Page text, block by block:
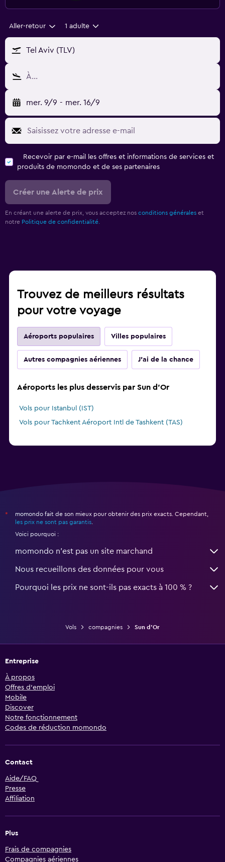
Aller-retour 1 adulte
Tel Aviv (TLV)
À…
mer. 9/9 - mer. 16/9
Recevoir par e-mail les offres et informations de services et
produits de momondo et de ses partenaires
Créer une Alerte de prix
En créant une alerte de prix, vous acceptez nos conditions générales et
notre Politique de confidentialité.
Trouvez de meilleurs résultats
pour votre voyage
Aéroports populaires Villes populaires
Autres compagnies aériennes J'ai de la chance
Aéroports les plus desservis par Sun d'Or
Vols pour Istanbul (IST)
Vols pour Tachkent Aéroport Intl de Tashkent (TAS)
*
momondo fait de son mieux pour obtenir des prix exacts. Cependant,
les prix ne sont pas garantis
Voici pourquoi :
momondo n'est pas un site marchand
Nous recueillons des données pour vous
Pourquoi les prix ne sont-ils pas exacts à 100 % ?
Vols compagnies Sun d'Or
Entreprise
À propos
Offres d’emploi
Mobile
Discover
Notre fonctionnement
Codes de réduction momondo
Contact
Aide/FAQ
Presse
Affiliation
Plus
Frais de compagnies
Compagnies aériennes